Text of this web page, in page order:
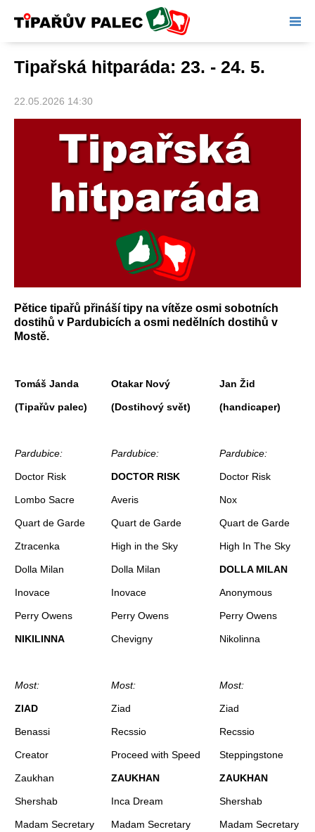
Tipařův palec
Tipařská hitparáda: 23. - 24. 5.
22.05.2026 14:30
Pětice tipařů přináší tipy na vítěze osmi sobotních
dostihů v Pardubicích a osmi nedělních dostihů v
Mostě.
Tomáš Janda
(Tipařův palec)
Pardubice:
Doctor Risk
Lombo Sacre
Quart de Garde
Ztracenka
Dolla Milan
Inovace
Perry Owens
NIKILINNA
Most:
ZIAD
Benassi
Creator
Zaukhan
Shershab
Madam Secretary
Otakar Nový
(Dostihový svět)
Pardubice:
DOCTOR RISK
Averis
Quart de Garde
High in the Sky
Dolla Milan
Inovace
Perry Owens
Chevigny
Most:
Ziad
Recssio
Proceed with Speed
ZAUKHAN
Inca Dream
Madam Secretary
Jan Žid
(handicaper)
Pardubice:
Doctor Risk
Nox
Quart de Garde
High In The Sky
DOLLA MILAN
Anonymous
Perry Owens
Nikolinna
Most:
Ziad
Recssio
Steppingstone
ZAUKHAN
Shershab
Madam Secretary